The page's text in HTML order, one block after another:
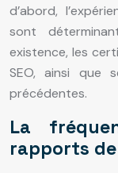
d’abord,
sont
existence, les
SEO, ainsi que
précédentes.
La
rapports